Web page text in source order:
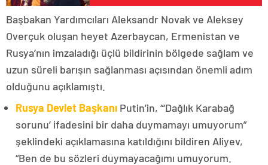
Başbakan Yardımcıları Aleksandr Novak ve Aleksey
Overçuk oluşan heyet Azerbaycan, Ermenistan ve
Rusya’nın imzaladığı üçlü bildirinin bölgede sağlam ve
uzun süreli barışın sağlanması açısından önemli adım
olduğunu açıklamıştı.
Rusya Devlet Başkanı Putin’in, “‘Dağlık Karabağ
sorunu’ ifadesini bir daha duymamayı umuyorum”
şeklindeki açıklamasına katıldığını bildiren Aliyev,
“Ben de bu sözleri duymayacağımı umuyorum.